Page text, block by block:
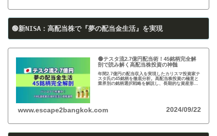
🟢新NISA：高配当株で『夢の配当金生活』を実現
🟢テスタ流2.7億円配当術！45銘柄完全解
剖で読み解く高配当株投資の神髄
年間2.7億円の配当収入を実現したカリスマ投資家テ
スタ氏の45銘柄を徹底分析。高配当株投資の極意と
業界別の銘柄選択戦略を解説し、長期的な資産形成
www.escape2bangkok.com 2024/09/22